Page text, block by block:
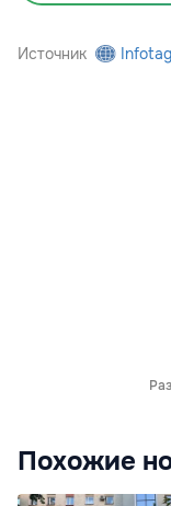
Источник Infotag
Похожие